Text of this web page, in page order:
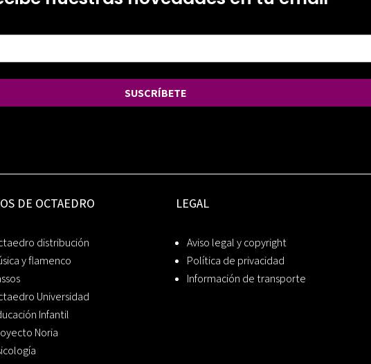
SUSCRÍBETE
DE OCTAEDRO
distribución
y flamenco
Universidad
Infantil
Noria
LEGAL
Aviso legal y copyright
Política de privacidad
Información de transporte